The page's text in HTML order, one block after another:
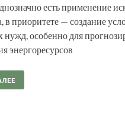
есть применение
в приоритете — создание
нужд, особенно для
энергоресурсов